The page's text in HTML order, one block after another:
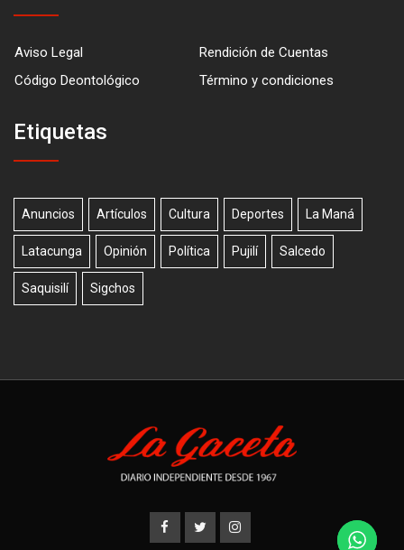
Aviso Legal
Rendición de Cuentas
Código Deontológico
Término y condiciones
Etiquetas
Anuncios Artículos Cultura Deportes La Maná
Latacunga Opinión Política Pujilí Salcedo
Saquisilí Sigchos